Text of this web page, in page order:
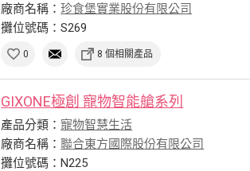
廠商名稱：珍食堡實業股份有限公司
攤位號碼：S269
0 8 個相關產品
GIXONE極創 寵物智能艙系列
產品分類：寵物智慧生活
廠商名稱：聯合東方國際股份有限公司
攤位號碼：N225